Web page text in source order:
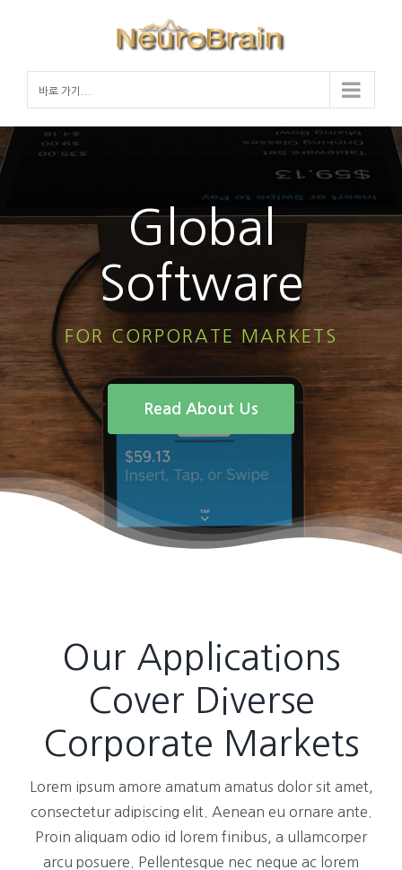
바로 가기...
Global
Software
FOR CORPORATE MARKETS
Read About Us
Our Applications
Cover Diverse
Corporate Markets
Lorem ipsum amore amatum amatus dolor sit amet,
consectetur adipiscing elit. Aenean eu ornare ante.
Proin aliquam odio id lorem finibus, a ullamcorper
arcu posuere. Pellentesque nec neque ac lorem